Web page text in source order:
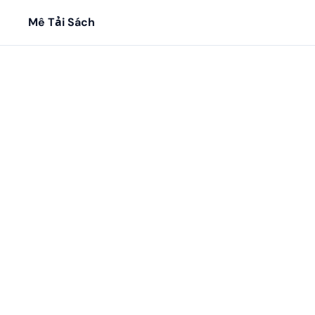
Mê Tải Sách